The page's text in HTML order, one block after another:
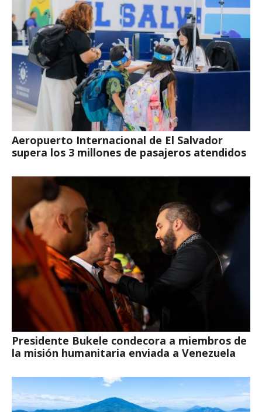
Aeropuerto Internacional de El Salvador
supera los 3 millones de pasajeros atendidos
Presidente Bukele condecora a miembros de
la misión humanitaria enviada a Venezuela